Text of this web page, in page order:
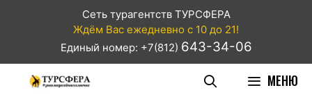
Сеть турагентств ТУРСФЕРА
Ждём Вас ежедневно с 10 до 21!
Единый номер: +7(812) 643-34-06
МЕНЮ